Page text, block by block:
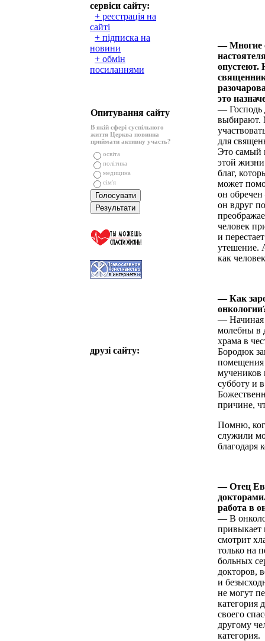
сервіси сайту:
+ реєстрація на
сайті
+ підписка на
новини
+ обмін
посиланнями
Опитування сайту
В якій сфері суспільного
життя Церква повинна
приймати активну участь?
освіта
політика
медицина
сім'я
друзі сайту:
— Многие
опустеют.
это
— Господь
выбирают.
для
Это самый
этой
благ,
может
он обречен
он вдруг
человек
и
утешение.
как
— Как
— Начиная
молебны в
храма в
Бородюк
помещения
мучеников
субботу и
причине,
Помню,
служили
благодаря
— Отец
работа в
— В
привыкает
смотрит
только на
больных
докторов,
и
не могут
категория
своего
другому
категория.